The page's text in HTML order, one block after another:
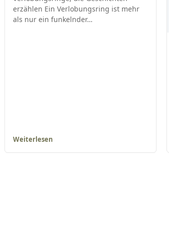
erzählen Ein Verlobungsring ist mehr
als nur ein funkelnder…
Weiterlesen